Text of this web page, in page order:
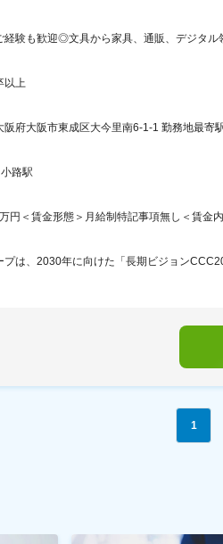
経験も歓迎◎文具から家具、通販、デジタ
以上
阪府大阪市東成区大今里南6-1-1 勤務地最寄
路駅
円＜賃金形態＞月給制特記事項無し＜賃金
は、2030年に向けた「長期ビジョン
1